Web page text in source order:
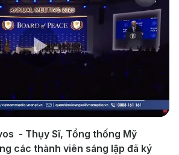
Play
Video
- Thụy Sĩ, Tổng thống Mỹ
các thành viên sáng lập đã ký